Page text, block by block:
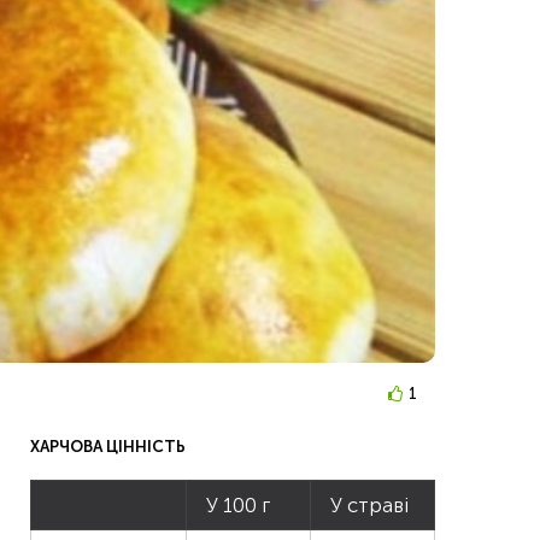
1
ХАРЧОВА ЦІННІСТЬ
У 100 г У страві